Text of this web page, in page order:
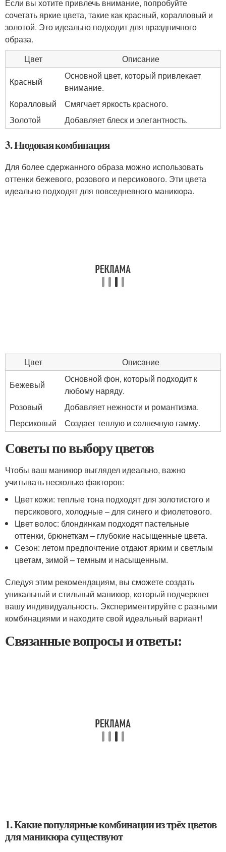
Если вы хотите привлечь внимание, попробуйте
сочетать яркие цвета, такие как красный, коралловый и
золотой. Это идеально подходит для праздничного
образа.
Цвет
Описание
Красный
Основной цвет, который привлекает
внимание.
Коралловый
Смягчает яркость красного.
Золотой
Добавляет блеск и элегантность.
3. Нюдовая комбинация
Для более сдержанного образа можно использовать
оттенки бежевого, розового и персикового. Эти цвета
идеально подходят для повседневного маникюра.
Цвет
Описание
Бежевый
Основной фон, который подходит к
любому наряду.
Розовый
Добавляет нежности и романтизма.
Персиковый
Создает теплую и солнечную гамму.
Советы по выбору цветов
Чтобы ваш маникюр выглядел идеально, важно
учитывать несколько факторов:
Цвет кожи: теплые тона подходят для золотистого и
персикового, холодные – для синего и фиолетового.
Цвет волос: блондинкам подходят пастельные
оттенки, брюнеткам – глубокие насыщенные цвета.
Сезон: летом предпочтение отдают ярким и светлым
цветам, зимой – темным и насыщенным.
Следуя этим рекомендациям, вы сможете создать
уникальный и стильный маникюр, который подчеркнет
вашу индивидуальность. Экспериментируйте с разными
комбинациями и находите свой идеальный вариант!
Связанные вопросы и ответы:
1. Какие популярные комбинации из трёх цветов
для маникюра существуют